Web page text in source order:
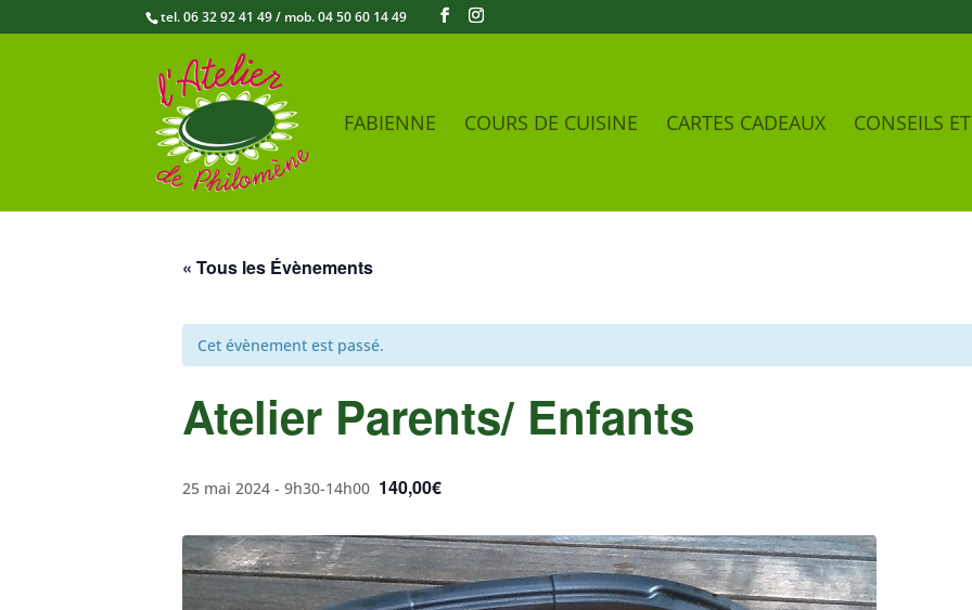
tel. 06 32 92 41 49 / mob. 04 50 60 14 49
FABIENNE COURS DE CUISINE CARTES CADEAUX CONSEILS
« Tous les Évènements
Cet évènement est passé.
Atelier Parents/ Enfants
25 mai 2024 - 9h30-14h00 140,00€